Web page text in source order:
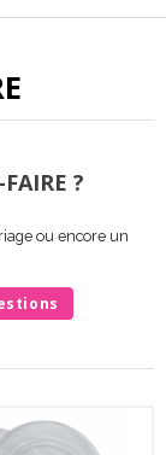
?
ou encore un